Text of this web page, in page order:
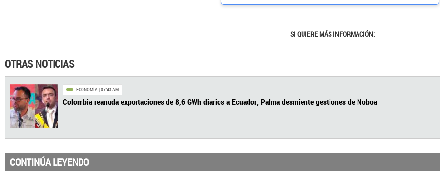
SI QUIERE MÁS INFORMACIÓN:
OTRAS NOTICIAS
Colombia reanuda exportaciones de 8,6 GWh diarios a Ecuador; Palma desmiente gestiones de Noboa
CONTINÚA LEYENDO